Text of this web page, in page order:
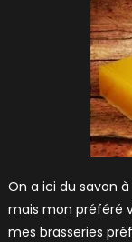
On a ici du savon
mais mon préféré
mes brasseries